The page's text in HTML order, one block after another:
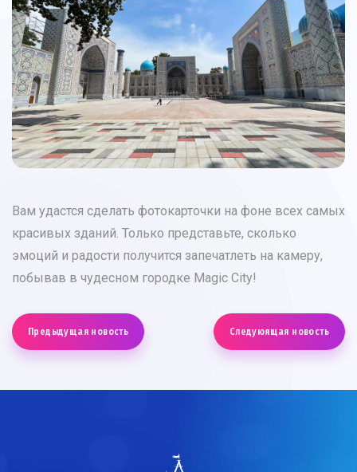
Вам удастся сделать фотокарточки на фоне всех самых
красивых зданий. Только представьте, сколько
эмоций и радости получится запечатлеть на камеру,
побывав в чудесном городке Magic City!
Предыдущая новость Следуюящая новость